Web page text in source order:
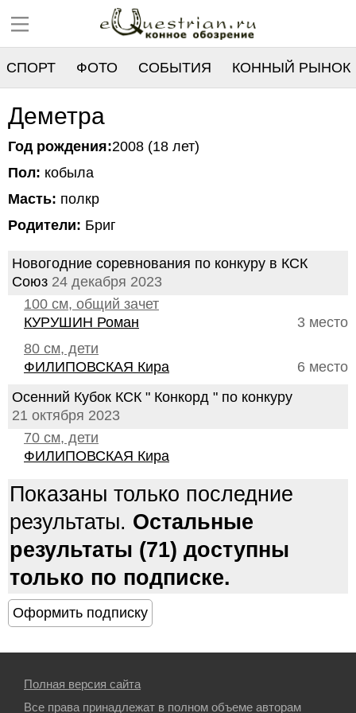
СПОРТ ФОТО СОБЫТИЯ КОННЫЙ РЫНОК
РЕЕСТР
Деметра
Год рождения:2008 (18 лет)
Пол: кобыла
Масть: полкр
Родители: Бриг
Новогодние соревнования по конкуру в КСК
Союз 24 декабря 2023
100 см, общий зачет
3 место
КУРУШИН Роман
80 см, дети
6 место
ФИЛИПОВСКАЯ Кира
Осенний Кубок КСК " Конкорд " по конкуру
21 октября 2023
70 см, дети
ФИЛИПОВСКАЯ Кира
Показаны только последние
результаты. Остальные
результаты (71) доступны
только по подписке.
Полная версия сайта
Все права принадлежат в полном объеме авторам